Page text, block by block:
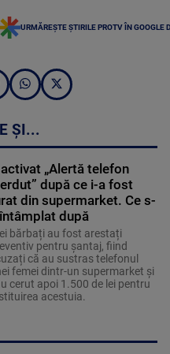
URMĂREȘTE ȘTIRILE PROTV ÎN GOOGLE
ȘI...
„Alertă telefon
după ce i-a fost
din supermarket. Ce s-
după
bărbați au fost arestați
pentru șantaj, fiind
că au sustras telefonul
femei dintr-un supermarket și
cerut apoi 1.500 de lei pentru
acestuia.